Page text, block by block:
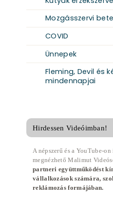
Mozgásszervi
COVID
Ünnepek
Fleming, Devil és
mindennapjai
Hirdessen Videóimban!
A népszerű és a YouTube-
megnézhető Malimut
partneri együttműködést
vállalkozások számára,
reklámozás formájában.